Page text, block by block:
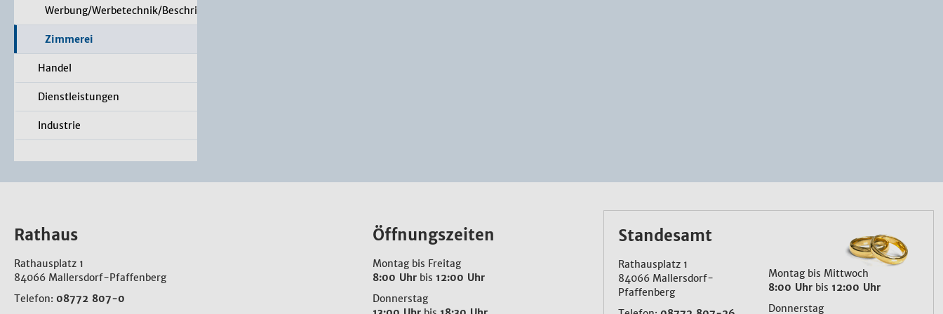
Werbung/Werbetechnik/Beschriftungen
Zimmerei
Handel
Dienstleistungen
Industrie
Rathaus
Rathausplatz 1
84066 Mallersdorf-Pfaffenberg
Telefon: 08772 807-0
Öffnungszeiten
Montag bis Freitag
8:00 Uhrbis 12:00 Uhr
Donnerstag
Standesamt
Rathausplatz 1
84066 Mallersdorf-
Pfaffenberg
Montag bis Mittwoch
8:00 Uhr bis 12:00 Uhr
Donnerstag